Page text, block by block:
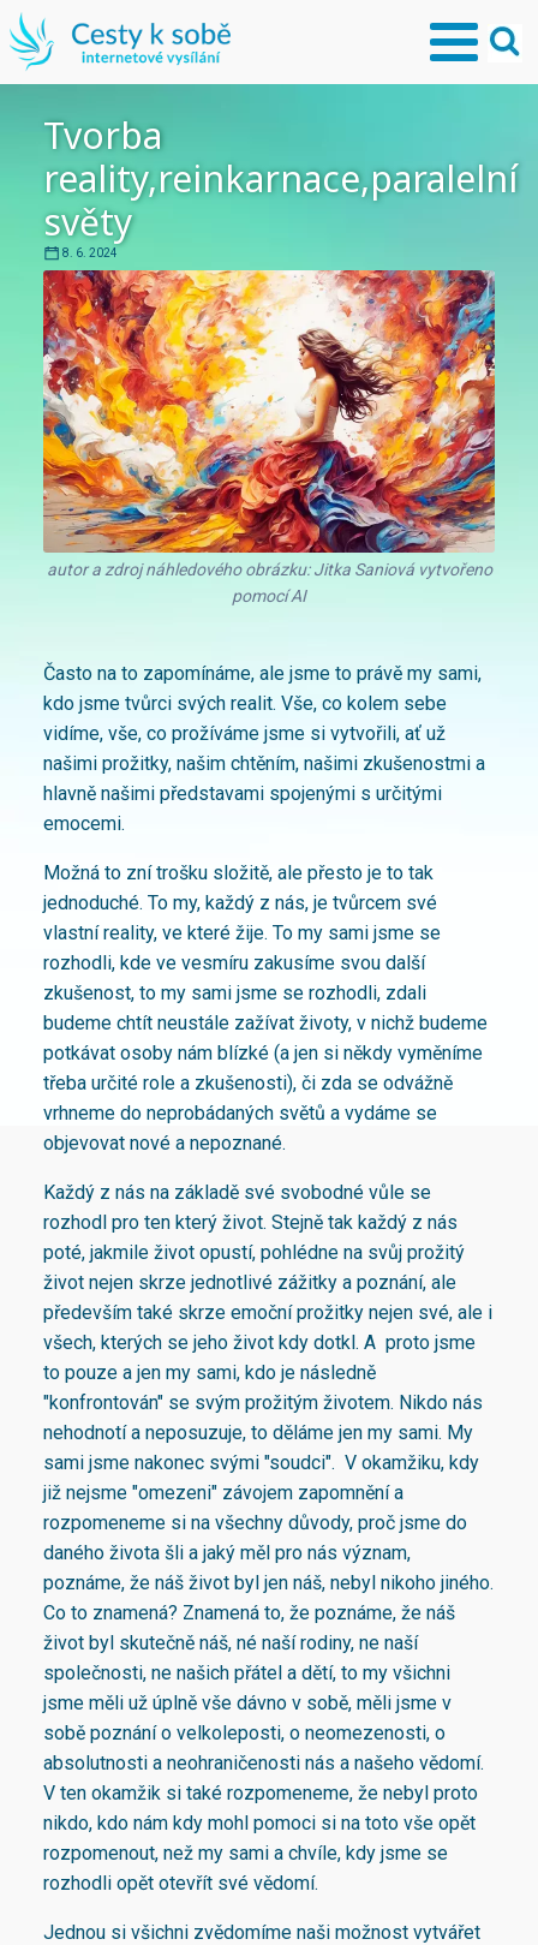
Tvorba
reality,reinkarnace,paralelní
světy
8. 6. 2024
autor a zdroj náhledového obrázku: Jitka Saniová vytvořeno
pomocí AI
Často na to zapomínáme, ale jsme to právě my sami,
kdo jsme tvůrci svých realit. Vše, co kolem sebe
vidíme, vše, co prožíváme jsme si vytvořili, ať už
našimi prožitky, našim chtěním, našimi zkušenostmi a
hlavně našimi představami spojenými s určitými
emocemi.
Možná to zní trošku složitě, ale přesto je to tak
jednoduché. To my, každý z nás, je tvůrcem své
vlastní reality, ve které žije. To my sami jsme se
rozhodli, kde ve vesmíru zakusíme svou další
zkušenost, to my sami jsme se rozhodli, zdali
budeme chtít neustále zažívat životy, v nichž budeme
potkávat osoby nám blízké (a jen si někdy vyměníme
třeba určité role a zkušenosti), či zda se odvážně
vrhneme do neprobádaných světů a vydáme se
objevovat nové a nepoznané.
Každý z nás na základě své svobodné vůle se
rozhodl pro ten který život. Stejně tak každý z nás
poté, jakmile život opustí, pohlédne na svůj prožitý
život nejen skrze jednotlivé zážitky a poznání, ale
především také skrze emoční prožitky nejen své, ale i
všech, kterých se jeho život kdy dotkl. A proto jsme
to pouze a jen my sami, kdo je následně
"konfrontován" se svým prožitým životem. Nikdo nás
nehodnotí a neposuzuje, to děláme jen my sami. My
sami jsme nakonec svými "soudci". V okamžiku, kdy
již nejsme "omezeni" závojem zapomnění a
rozpomeneme si na všechny důvody, proč jsme do
daného života šli a jaký měl pro nás význam,
poznáme, že náš život byl jen náš, nebyl nikoho jiného.
Co to znamená? Znamená to, že poznáme, že náš
život byl skutečně náš, né naší rodiny, ne naší
společnosti, ne našich přátel a dětí, to my všichni
jsme měli už úplně vše dávno v sobě, měli jsme v
sobě poznání o velkoleposti, o neomezenosti, o
absolutnosti a neohraničenosti nás a našeho vědomí.
V ten okamžik si také rozpomeneme, že nebyl proto
nikdo, kdo nám kdy mohl pomoci si na toto vše opět
rozpomenout, než my sami a chvíle, kdy jsme se
rozhodli opět otevřít své vědomí.
Jednou si všichni zvědomíme naši možnost vytvářet